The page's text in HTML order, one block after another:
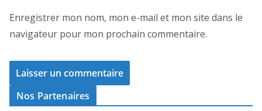
Enregistrer mon nom, mon e-mail et mon site dans le
navigateur pour mon prochain commentaire.
Nos Partenaires